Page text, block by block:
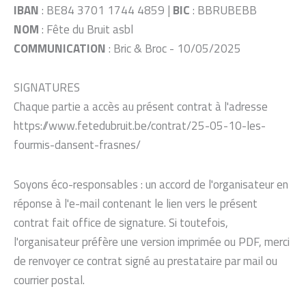
IBAN: BE84 3701 1744 4859 | BIC: BBRUBEBB
NOM: Fête du Bruit asbl
COMMUNICATION: Bric & Broc - 10/05/2025
SIGNATURES
Chaque partie a accès au présent contrat à l'adresse
https://www.fetedubruit.be/contrat/25-05-10-les-
fourmis-dansent-frasnes/
Soyons éco-responsables : un accord de l'organisateur en
réponse à l'e-mail contenant le lien vers le présent
contrat fait office de signature. Si toutefois,
l'organisateur préfère une version imprimée ou PDF, merci
de renvoyer ce contrat signé au prestataire par mail ou
courrier postal.